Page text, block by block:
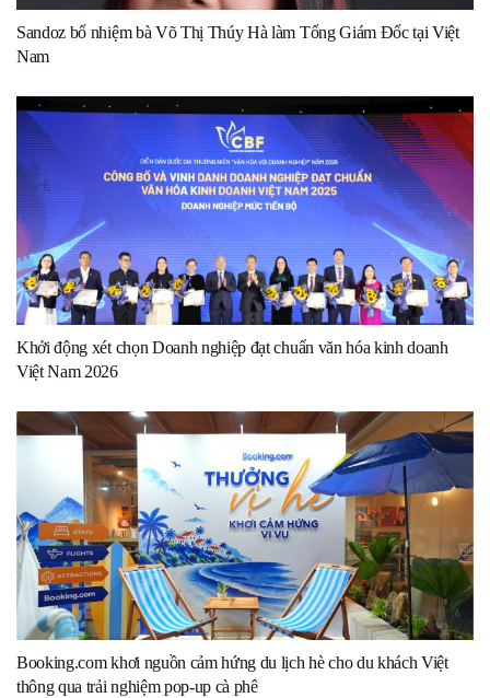
Sandoz bổ nhiệm bà Võ Thị Thúy Hà làm Tổng Giám Đốc tại Việt
Nam
Khởi động xét chọn Doanh nghiệp đạt chuẩn văn hóa kinh doanh
Việt Nam 2026
Booking.com khơi nguồn cảm hứng du lịch hè cho du khách Việt
thông qua trải nghiệm pop-up cà phê